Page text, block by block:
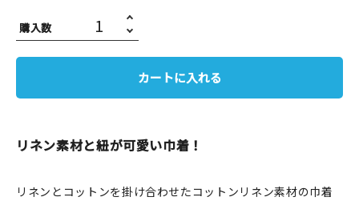
購入数
カートに入れる
リネン素材と紐が可愛い巾着！
リネンとコットンを掛け合わせたコットンリネン素材の巾着